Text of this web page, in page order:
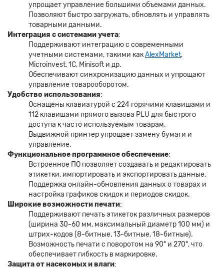
упрощает управление большими объемами данных.
Позволяют быстро загружать, обновлять и управлять
товарными данными.
Интеграция с системами учета:
Поддерживают интеграцию с современными
учетными системами, такими какAlexMarket,
Microinvest, 1C, Minisoft и др.
Обеспечивают синхронизацию данных и упрощают
управление товарооборотом.
Удобство использования:
Оснащены клавиатурой с 224 горячими клавишами и
112 клавишами прямого вызова PLU для быстрого
доступа к часто используемым товарам.
Выдвижной принтер упрощает замену бумаги и
управление.
Функциональное программное обеспечение:
Встроенное ПО позволяет создавать и редактировать
этикетки, импортировать и экспортировать данные.
Поддержка онлайн-обновления данных о товарах и
настройка графиков скидок и периодов скидок.
Широкие возможности печати:
Поддерживают печать этикеток различных размеров
(ширина 30-60 мм, максимальный диаметр 100 мм) и
штрих-кодов (8-битные, 13-битные, 18-битные).
Возможность печати с поворотом на 90° и 270°, что
обеспечивает гибкость в маркировке.
Защита от насекомых и влаги: